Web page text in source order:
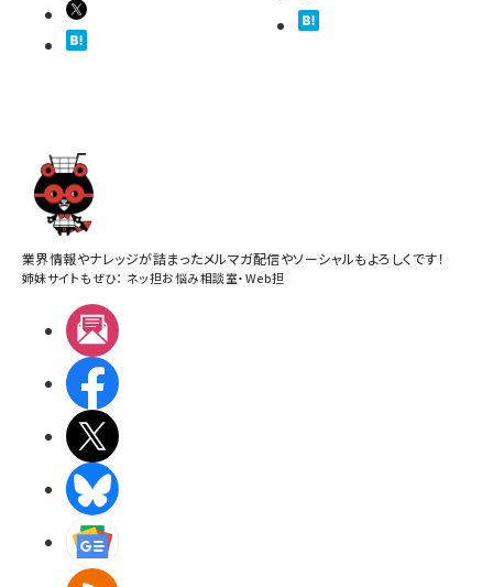
業界情報やナレッジが詰まったメルマガ配信やソーシャルもよろしくです！
姉妹サイトもぜひ： ネッ担お悩み相談室・Web担